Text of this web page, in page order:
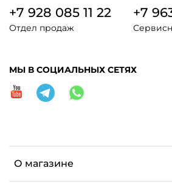
О магазине
+7 928 085 11 22
Отдел продаж
+7
МЫ В СОЦИАЛЬНЫХ СЕТЯХ